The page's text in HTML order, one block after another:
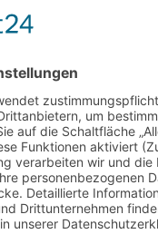
für Schwaben
auf